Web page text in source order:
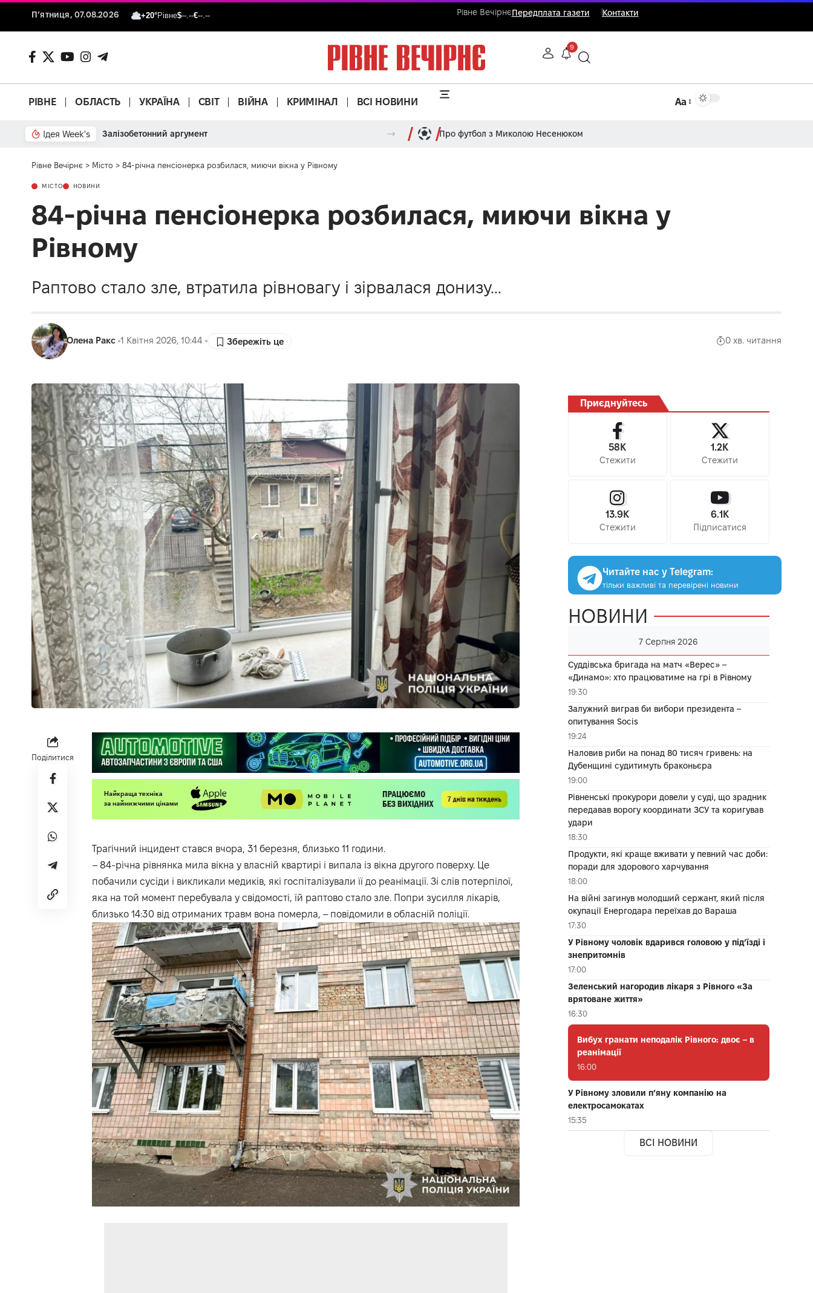
П’ятниця, 07.08.2026 +20°Рівне$--.--€--.-- Рівне ВечірнєПередплата газети Контакти
9
РІВНЕ ОБЛАСТЬ УКРАЇНА СВІТ ВІЙНА КРИМІНАЛ ВСІ НОВИНИ Аа
Ідея Week's Залізобетонний аргумент Про футбол з Миколою Несенюком
Рівне Вечірнє > Місто > 84-річна пенсіонерка розбилася, миючи вікна у Рівному
МІСТО НОВИНИ
84-річна пенсіонерка розбилася, миючи вікна у
Рівному
Раптово стало зле, втратила рівновагу і зірвалася донизу...
Олена Ракс 1 Квітня 2026, 10:44 0 хв. читання
Поділитися
Трагічний інцидент стався вчора, 31 березня, близько 11 години.
– 84-річна рівнянка мила вікна у власній квартирі і випала із вікна другого поверху. Це
побачили сусіди і викликали медиків, які госпіталізували її до реанімації. Зі слів потерпілої,
яка на той момент перебувала у свідомості, їй раптово стало зле. Попри зусилля лікарів,
близько 14:30 від отриманих травм вона померла, – повідомили в обласній поліції.
Приєднуйтесь
58K
Стежити
1.2K
Стежити
13.9K
Стежити
6.1K
Підписатися
Читайте нас у Telegram:
тільки важливі та перевірені новини
НОВИНИ
7 Серпня 2026
Суддівська бригада на матч «Верес» –
«Динамо»: хто працюватиме на грі в Рівному
19:30
Залужний виграв би вибори президента –
опитування Socis
19:24
Наловив риби на понад 80 тисяч гривень: на
Дубенщині судитимуть браконьєра
19:00
Рівненські прокурори довели у суді, що зрадник
передавав ворогу координати ЗСУ та коригував
удари
18:30
Продукти, які краще вживати у певний час доби:
поради для здорового харчування
18:00
На війні загинув молодший сержант, який після
окупації Енергодара переїхав до Вараша
17:30
У Рівному чоловік вдарився головою у під’їзді і
знепритомнів
17:00
Зеленський нагородив лікаря з Рівного «За
врятоване життя»
16:30
Вибух гранати неподалік Рівного: двоє – в
реанімації
16:00
У Рівному зловили п’яну компанію на
електросамокатах
15:35
ВСІ НОВИНИ